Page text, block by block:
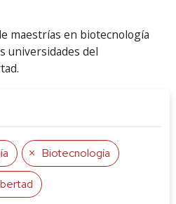
maestrías en biotecnología
universidades del
Biotecnología